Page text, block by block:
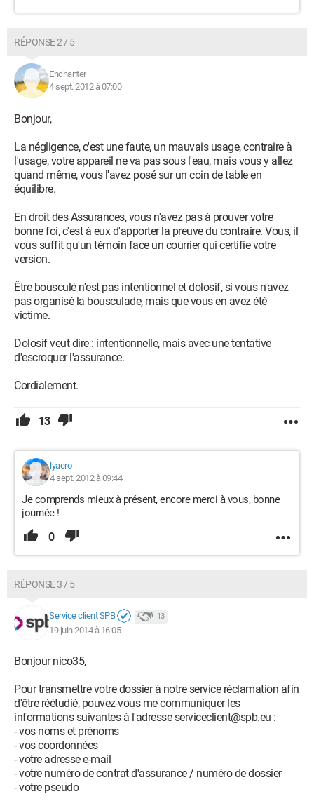
RÉPONSE 2 / 5
Enchanter
4 sept. 2012 à 07:00
Bonjour,
La négligence, c'est une faute, un mauvais usage, contraire à
l'usage, votre appareil ne va pas sous l'eau, mais vous y allez
quand même, vous l'avez posé sur un coin de table en
équilibre.
En droit des Assurances, vous n'avez pas à prouver votre
bonne foi, c'est à eux d'apporter la preuve du contraire. Vous, il
vous suffit qu'un témoin face un courrier qui certifie votre
version.
Être bousculé n'est pas intentionnel et dolosif, si vous n'avez
pas organisé la bousculade, mais que vous en avez été
victime.
Dolosif veut dire : intentionnelle, mais avec une tentative
d'escroquer l'assurance.
Cordialement.
13
lyaero
4 sept. 2012 à 09:44
Je comprends mieux à présent, encore merci à vous, bonne
journée !
0
RÉPONSE 3 / 5
Service client SPB 13
19 juin 2014 à 16:05
Bonjour nico35,
Pour transmettre votre dossier à notre service réclamation afin
d'être réétudié, pouvez-vous me communiquer les
informations suivantes à l'adresse serviceclient@spb.eu :
- vos noms et prénoms
- vos coordonnées
- votre adresse e-mail
- votre numéro de contrat d'assurance / numéro de dossier
- votre pseudo